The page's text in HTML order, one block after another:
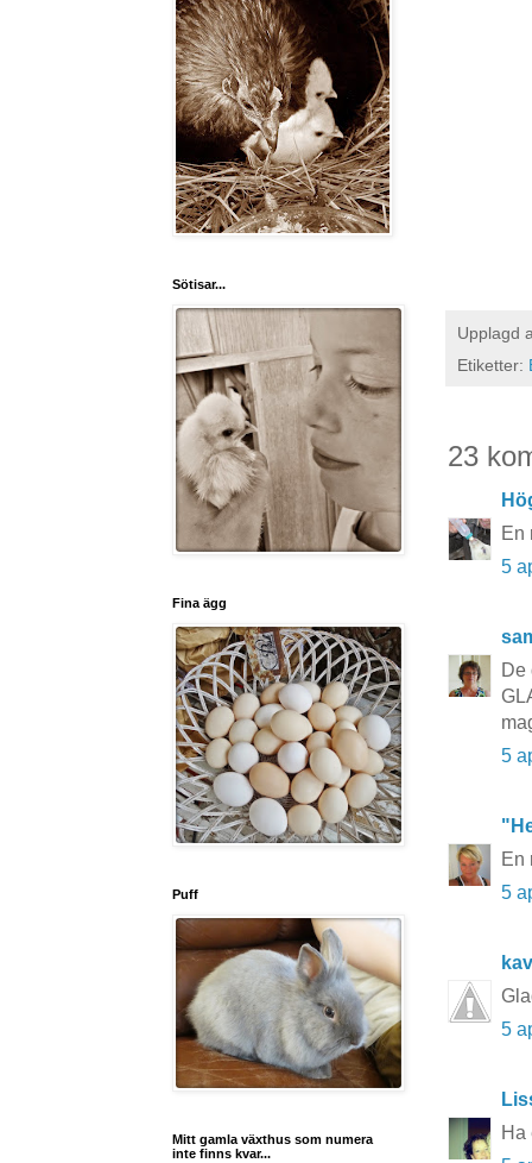
Upplagd
Etiketter:
23
En
5
De
5
En
5
5
Ha
Sötisar...
Fina ägg
Puff
Mitt gamla växthus som numera
inte finns kvar...